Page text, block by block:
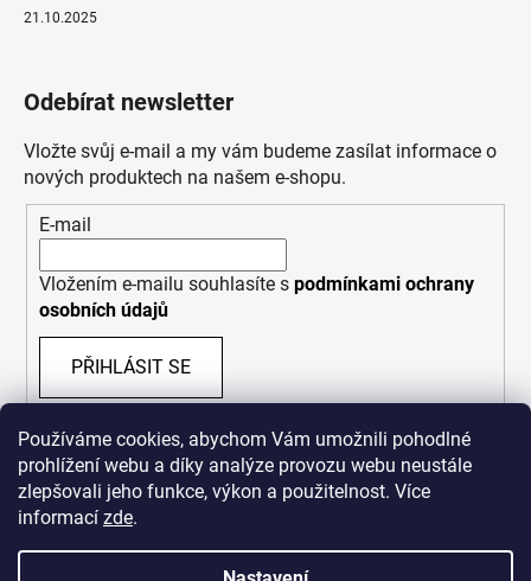
Používáme cookies, abychom Vám umožnili pohodlné
prohlížení webu a díky analýze provozu webu neustále
zlepšovali jeho funkce, výkon a použitelnost. Více
informací zde.
21.10.2025
Odebírat newsletter
Vložte svůj e-mail a my vám budeme zasílat informace o
nových produktech na našem e-shopu.
E-mail
Vložením e-mailu souhlasíte s podmínkami ochrany
osobních údajů
PŘIHLÁSIT SE